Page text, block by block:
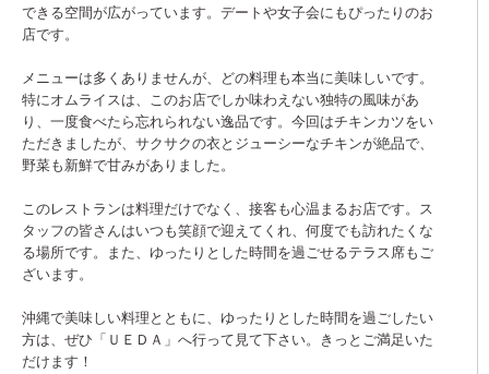
できる空間が広がっています。デートや女子会にもぴったりのお
店です。
メニューは多くありませんが、どの料理も本当に美味しいです。
特にオムライスは、このお店でしか味わえない独特の風味があ
り、一度食べたら忘れられない逸品です。今回はチキンカツをい
ただきましたが、サクサクの衣とジューシーなチキンが絶品で、
野菜も新鮮で甘みがありました。
このレストランは料理だけでなく、接客も心温まるお店です。ス
タッフの皆さんはいつも笑顔で迎えてくれ、何度でも訪れたくな
る場所です。また、ゆったりとした時間を過ごせるテラス席もご
ざいます。
沖縄で美味しい料理とともに、ゆったりとした時間を過ごしたい
方は、ぜひ「ＵＥＤＡ」へ行って見て下さい。きっとご満足いた
だけます！